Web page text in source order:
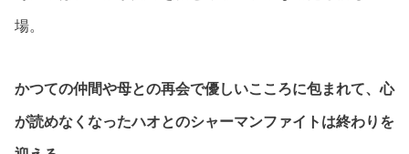
場。
かつての仲間や母との再会で優しいこころに包まれて、心
が読めなくなったハオとのシャーマンファイトは終わりを